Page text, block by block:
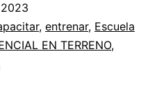
, entrenar, Escuela
EN TERRENO,